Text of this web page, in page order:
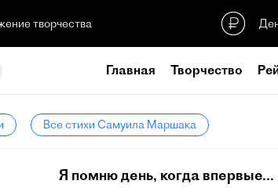
творчества
Главная Творчество
Все стихи Самуила Маршака
Я помню день, когда впервые...